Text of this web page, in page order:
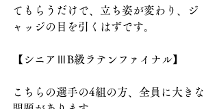
てもらうだけで、立ち姿が変わり、ジ
ャッジの目を引くはずです。
【シニアⅢB級ラテンファイナル】
こちらの選手の4組の方、全員に大きな